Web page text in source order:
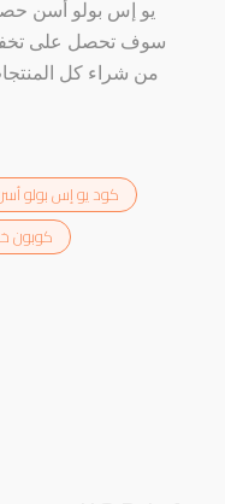
يو إس بولو أسن
من شراء كل
كود يو إس بولو
كوبون